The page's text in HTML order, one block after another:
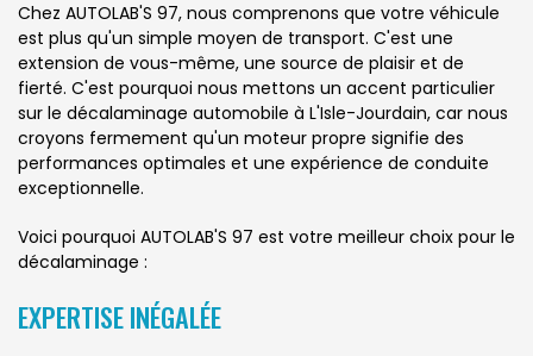
Chez AUTOLAB'S 97, nous comprenons que votre véhicule
est plus qu'un simple moyen de transport. C'est une
extension de vous-même, une source de plaisir et de
fierté. C'est pourquoi nous mettons un accent particulier
sur le décalaminage automobile à L'Isle-Jourdain, car nous
croyons fermement qu'un moteur propre signifie des
performances optimales et une expérience de conduite
exceptionnelle.
Voici pourquoi AUTOLAB'S 97 est votre meilleur choix pour le
décalaminage :
EXPERTISE INÉGALÉE